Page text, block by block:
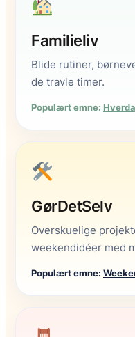
Familieliv
Blide rutiner,
de travle timer.
Populært emne:
GørDetSelv
Overskuelige
weekendidéer med
Populært emne: